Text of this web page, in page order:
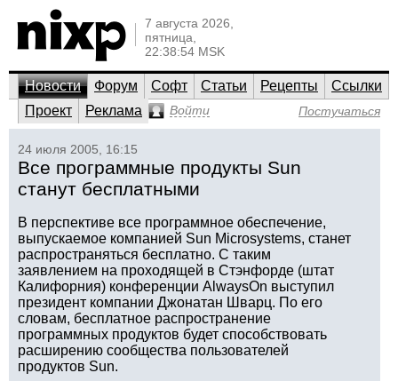
7 августа 2026,
пятница,
22:38:54 MSK
Новости Форум Софт Статьи Рецепты
Ссылки
Проект
Реклама Войти Постучаться
24 июля 2005, 16:15
Все программные продукты Sun
станут бесплатными
В перспективе все программное обеспечение,
выпускаемое компанией Sun Microsystems, станет
распространяться бесплатно. С таким
заявлением на проходящей в Стэнфорде (штат
Калифорния) конференции AlwaysOn выступил
президент компании Джонатан Шварц. По его
словам, бесплатное распространение
программных продуктов будет способствовать
расширению сообщества пользователей
продуктов Sun.